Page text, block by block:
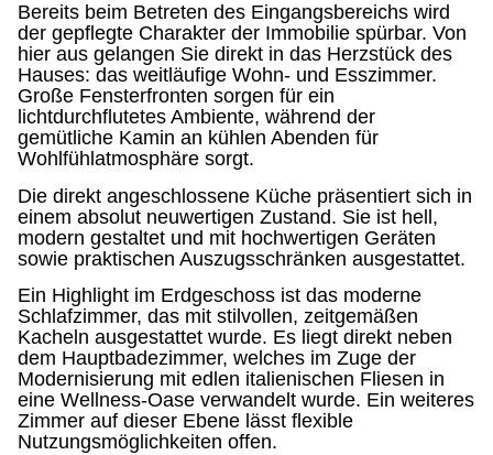
Bereits beim Betreten des Eingangsbereichs wird
der gepflegte Charakter der Immobilie spürbar. Von
hier aus gelangen Sie direkt in das Herzstück des
Hauses: das weitläufige Wohn- und Esszimmer.
Große Fensterfronten sorgen für ein
lichtdurchflutetes Ambiente, während der
gemütliche Kamin an kühlen Abenden für
Wohlfühlatmosphäre sorgt.
Die direkt angeschlossene Küche präsentiert sich in
einem absolut neuwertigen Zustand. Sie ist hell,
modern gestaltet und mit hochwertigen Geräten
sowie praktischen Auszugsschränken ausgestattet.
Ein Highlight im Erdgeschoss ist das moderne
Schlafzimmer, das mit stilvollen, zeitgemäßen
Kacheln ausgestattet wurde. Es liegt direkt neben
dem Hauptbadezimmer, welches im Zuge der
Modernisierung mit edlen italienischen Fliesen in
eine Wellness-Oase verwandelt wurde. Ein weiteres
Zimmer auf dieser Ebene lässt flexible
Nutzungsmöglichkeiten offen.